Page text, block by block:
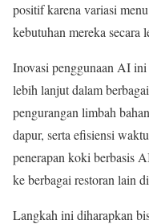
positif karena variasi
kebutuhan mereka secara
Inovasi penggunaan AI
lebih lanjut dalam
pengurangan limbah
dapur, serta efisiensi
penerapan koki berbasis
ke berbagai restoran lain
Langkah ini diharapkan